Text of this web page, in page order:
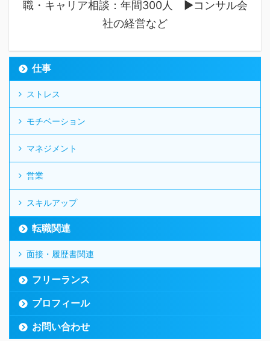
職・キャリア相談：年間300人 ▶︎コンサル会
社の経営など
仕事
ストレス
モチベーション
マネジメント
営業
スキルアップ
転職関連
面接・履歴書関連
フリーランス
プロフィール
お問い合わせ